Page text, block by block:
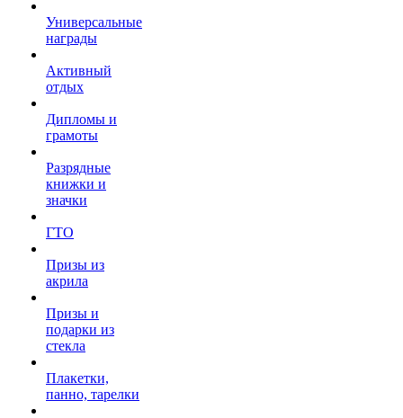
Универсальные
награды
Активный
отдых
Дипломы и
грамоты
Разрядные
книжки и
значки
ГТО
Призы из
акрила
Призы и
подарки из
стекла
Плакетки,
панно, тарелки